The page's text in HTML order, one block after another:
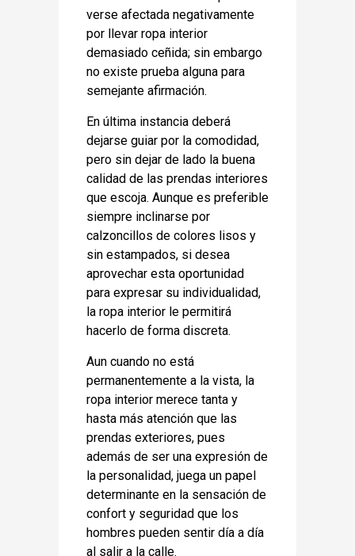
verse afectada negativamente
por llevar ropa interior
demasiado ceñida; sin embargo
no existe prueba alguna para
semejante afirmación.
En última instancia deberá
dejarse guiar por la comodidad,
pero sin dejar de lado la buena
calidad de las prendas interiores
que escoja. Aunque es preferible
siempre inclinarse por
calzoncillos de colores lisos y
sin estampados, si desea
aprovechar esta oportunidad
para expresar su individualidad,
la ropa interior le permitirá
hacerlo de forma discreta.
Aun cuando no está
permanentemente a la vista, la
ropa interior merece tanta y
hasta más atención que las
prendas exteriores, pues
además de ser una expresión de
la personalidad, juega un papel
determinante en la sensación de
confort y seguridad que los
hombres pueden sentir día a día
al salir a la calle.